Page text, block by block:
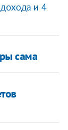
и 4
сама